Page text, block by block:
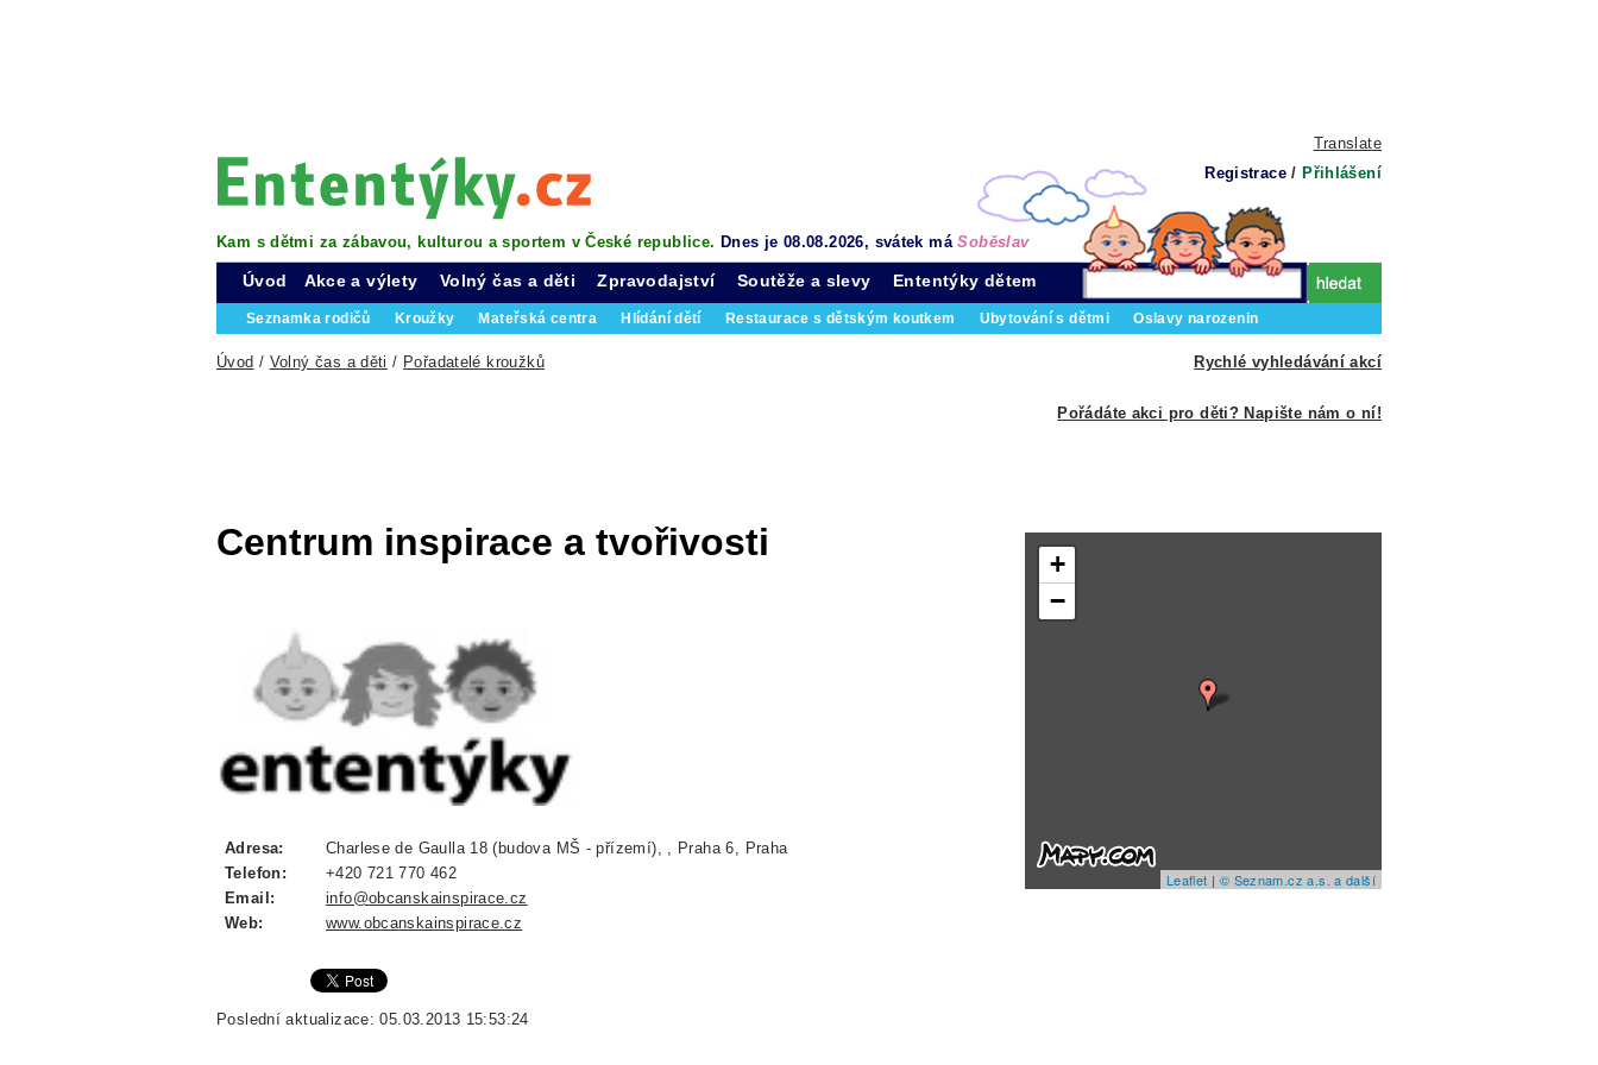
Translate
Registrace / Přihlášení
Kam s dětmi za zábavou, kulturou a sportem v České republice. Dnes je 08.08.2026, svátek máSoběslav
Úvod Akce a výlety Volný čas a děti
Seznamka rodičů Kroužky Mateřská centra Hlídání dětí Restaurace s dětským koutkem Ubytování s dětmi Oslavy narozenin
Zpravodajství Soutěže a slevy Ententýky dětem
Rychlé vyhledávání akcí
Úvod / Volný čas a děti / Pořadatelé kroužků
Pořádáte akci pro děti? Napište nám o ní!
Centrum inspirace a tvořivosti
Adresa:
Charlese de Gaulla 18 (budova MŠ - přízemí), , Praha 6, Praha
Telefon:
+420 721 770 462
Email:
info@obcanskainspirace.cz
Web:
www.obcanskainspirace.cz
Poslední aktualizace: 05.03.2013 15:53:24
+
−
Leaflet | © Seznam.cz a.s. a další